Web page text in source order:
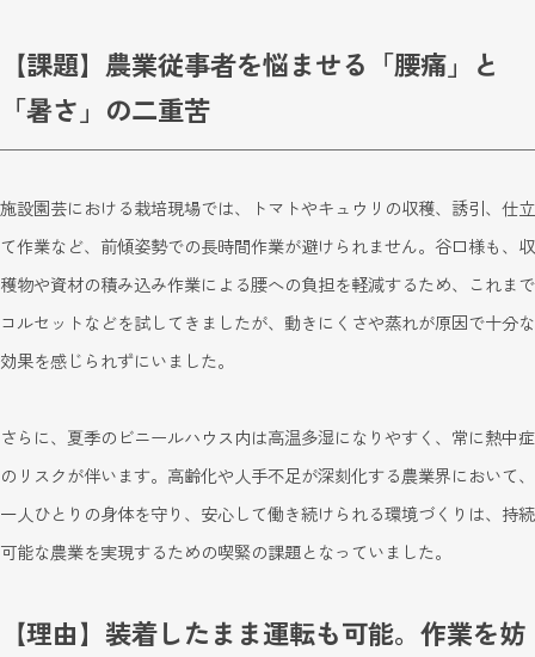
【課題】農業従事者を悩ませる「腰痛」と
「暑さ」の二重苦
施設園芸における栽培現場では、トマトやキュウリの収穫、誘引、仕立
て作業など、前傾姿勢での長時間作業が避けられません。谷口様も、収
穫物や資材の積み込み作業による腰への負担を軽減するため、これまで
コルセットなどを試してきましたが、動きにくさや蒸れが原因で十分な
効果を感じられずにいました。
さらに、夏季のビニールハウス内は高温多湿になりやすく、常に熱中症
のリスクが伴います。高齢化や人手不足が深刻化する農業界において、
一人ひとりの身体を守り、安心して働き続けられる環境づくりは、持続
可能な農業を実現するための喫緊の課題となっていました。
【理由】装着したまま運転も可能。作業を妨